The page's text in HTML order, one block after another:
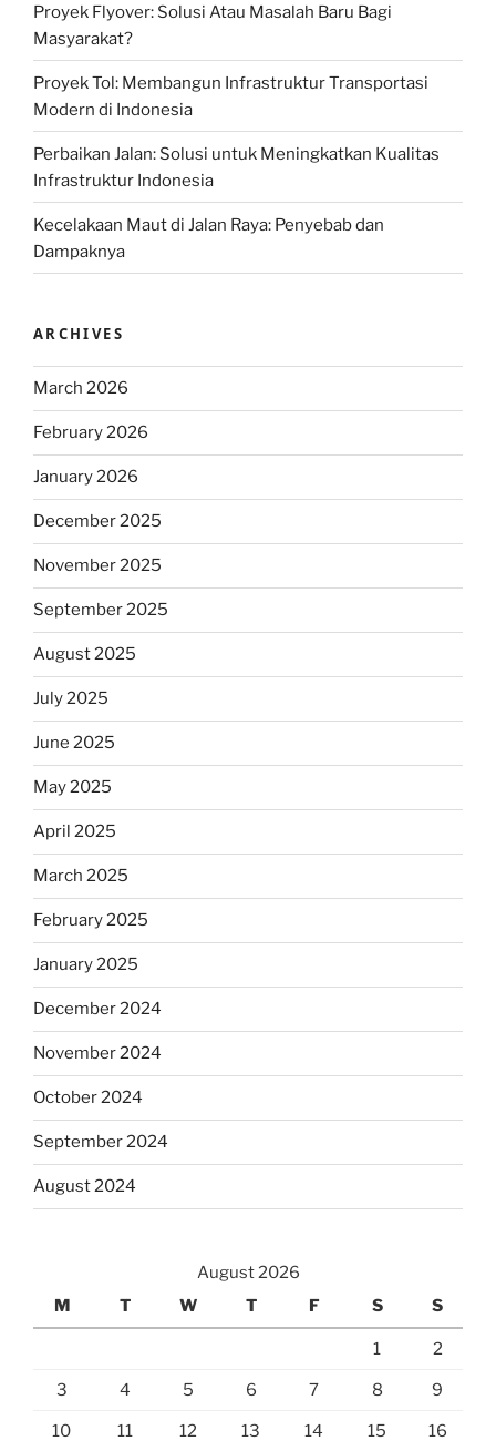
Proyek Flyover: Solusi Atau Masalah Baru Bagi
Masyarakat?
Proyek Tol: Membangun Infrastruktur Transportasi
Modern di Indonesia
Perbaikan Jalan: Solusi untuk Meningkatkan Kualitas
Infrastruktur Indonesia
Kecelakaan Maut di Jalan Raya: Penyebab dan
Dampaknya
ARCHIVES
March 2026
February 2026
January 2026
December 2025
November 2025
September 2025
August 2025
July 2025
June 2025
May 2025
April 2025
March 2025
February 2025
January 2025
December 2024
November 2024
October 2024
September 2024
August 2024
August 2026
M
T W T F S S
1 2
3 4 5 6 7 8 9
10 11 12 13 14 15 16